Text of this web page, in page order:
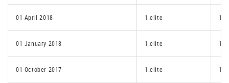
01 April 2018 1.elite
01 January 2018 1.elite
01 October 2017 1.elite